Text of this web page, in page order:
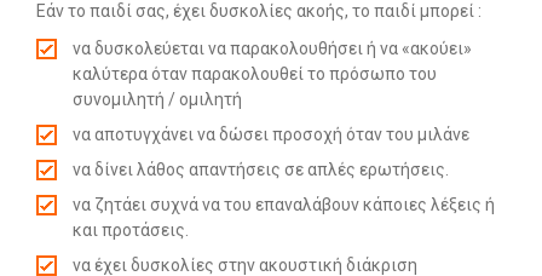
-- Ασκήσεις
-- Εκπαιδευτικές Αφίσες
-- Τεστ Ανίχνευσης
Εάν το παιδί σας, έχει δυσκολίες ακοής, το παιδί μπορεί :
να δυσκολεύεται να παρακολουθήσει ή να «ακούει»
καλύτερα όταν παρακολουθεί το πρόσωπο του
συνομιλητή / ομιλητή
να αποτυγχάνει να δώσει προσοχή όταν του μιλάνε
να δίνει λάθος απαντήσεις σε απλές ερωτήσεις.
να ζητάει συχνά να του επαναλάβουν κάποιες λέξεις ή
και προτάσεις.
να έχει δυσκολίες στην ακουστική διάκριση